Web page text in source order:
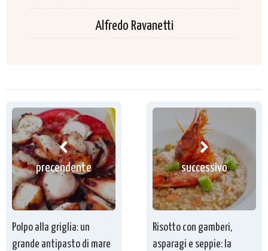
Alfredo Ravanetti
precendente
Polpo alla griglia: un
grande antipasto di mare
successivo
Risotto con gamberi,
asparagi e seppie: la